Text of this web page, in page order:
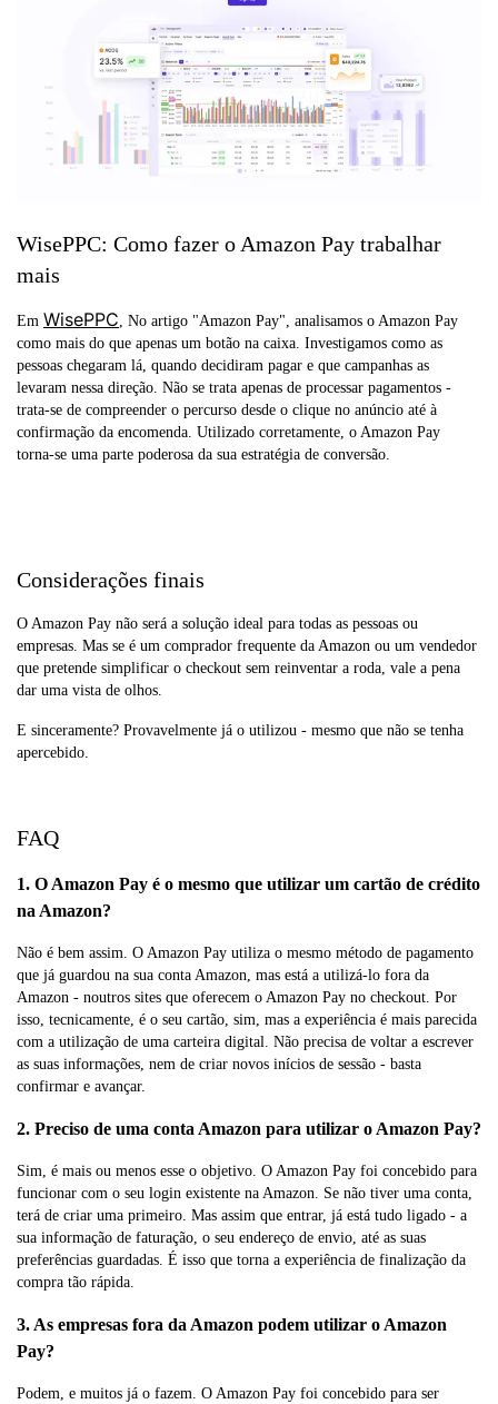
WisePPC: Como fazer o Amazon Pay trabalhar
mais
Em WisePPC, No artigo "Amazon Pay", analisamos o Amazon Pay
como mais do que apenas um botão na caixa. Investigamos como as
pessoas chegaram lá, quando decidiram pagar e que campanhas as
levaram nessa direção. Não se trata apenas de processar pagamentos -
trata-se de compreender o percurso desde o clique no anúncio até à
confirmação da encomenda. Utilizado corretamente, o Amazon Pay
torna-se uma parte poderosa da sua estratégia de conversão.
Considerações finais
O Amazon Pay não será a solução ideal para todas as pessoas ou
empresas. Mas se é um comprador frequente da Amazon ou um vendedor
que pretende simplificar o checkout sem reinventar a roda, vale a pena
dar uma vista de olhos.
E sinceramente? Provavelmente já o utilizou - mesmo que não se tenha
apercebido.
FAQ
1. O Amazon Pay é o mesmo que utilizar um cartão de crédito
na Amazon?
Não é bem assim. O Amazon Pay utiliza o mesmo método de pagamento
que já guardou na sua conta Amazon, mas está a utilizá-lo fora da
Amazon - noutros sites que oferecem o Amazon Pay no checkout. Por
isso, tecnicamente, é o seu cartão, sim, mas a experiência é mais parecida
com a utilização de uma carteira digital. Não precisa de voltar a escrever
as suas informações, nem de criar novos inícios de sessão - basta
confirmar e avançar.
2. Preciso de uma conta Amazon para utilizar o Amazon Pay?
Sim, é mais ou menos esse o objetivo. O Amazon Pay foi concebido para
funcionar com o seu login existente na Amazon. Se não tiver uma conta,
terá de criar uma primeiro. Mas assim que entrar, já está tudo ligado - a
sua informação de faturação, o seu endereço de envio, até as suas
preferências guardadas. É isso que torna a experiência de finalização da
compra tão rápida.
3. As empresas fora da Amazon podem utilizar o Amazon
Pay?
Podem, e muitos já o fazem. O Amazon Pay foi concebido para ser